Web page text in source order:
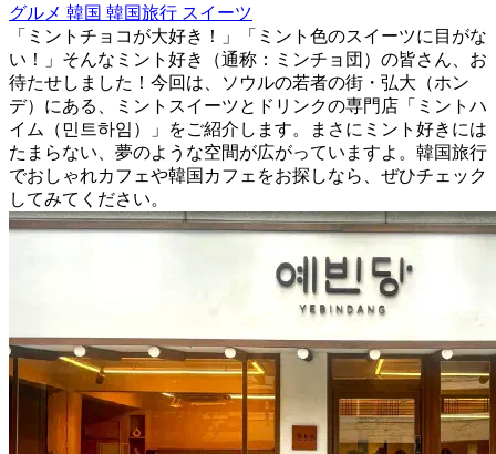
グルメ 韓国 韓国旅行 スイーツ
「ミントチョコが大好き！」「ミント色のスイーツに目がな
い！」そんなミント好き（通称：ミンチョ団）の皆さん、お
待たせしました！今回は、ソウルの若者の街・弘大（ホン
デ）にある、ミントスイーツとドリンクの専門店「ミントハ
イム（민트하임）」をご紹介します。まさにミント好きには
たまらない、夢のような空間が広がっていますよ。韓国旅行
でおしゃれカフェや韓国カフェをお探しなら、ぜひチェック
してみてください。